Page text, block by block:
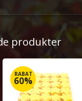
produkter
RABAT
60%